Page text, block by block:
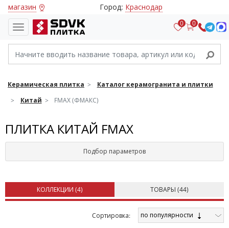
магазин Город: Краснодар
0 0
Керамическая плитка
Каталог керамогранита и плитки
Китай
FMAX (ФМАКС)
ПЛИТКА КИТАЙ FMAX
Подбор параметров
КОЛЛЕКЦИИ (4) ТОВАРЫ (44)
Cортировка: по популярности